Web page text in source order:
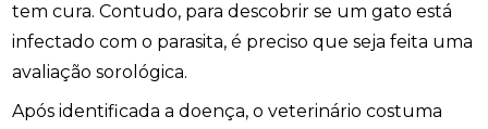
tem cura. Contudo, para descobrir se um gato está
infectado com o parasita, é preciso que seja feita uma
avaliação sorológica.
Após identificada a doença, o veterinário costuma